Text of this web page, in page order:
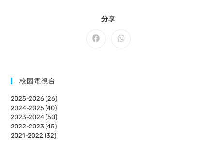
分享
CONTENT
Opens
Opens
校園電視台
2025-2026 (26)
2024-2025 (40)
2023-2024 (50)
2022-2023 (45)
2021-2022 (32)